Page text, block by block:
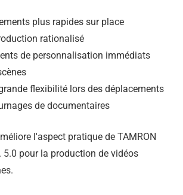
plus rapides sur place
rationalisé
de personnalisation immédiats
flexibilité lors des déplacements
de documentaires
l'aspect pratique de TAMRON
5.0 pour la production de vidéos